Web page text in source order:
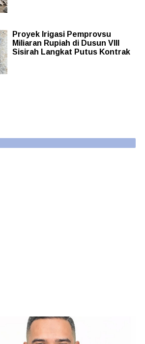
Proyek Irigasi Pemprovsu
Miliaran Rupiah di Dusun VIII
Sisirah Langkat Putus Kontrak